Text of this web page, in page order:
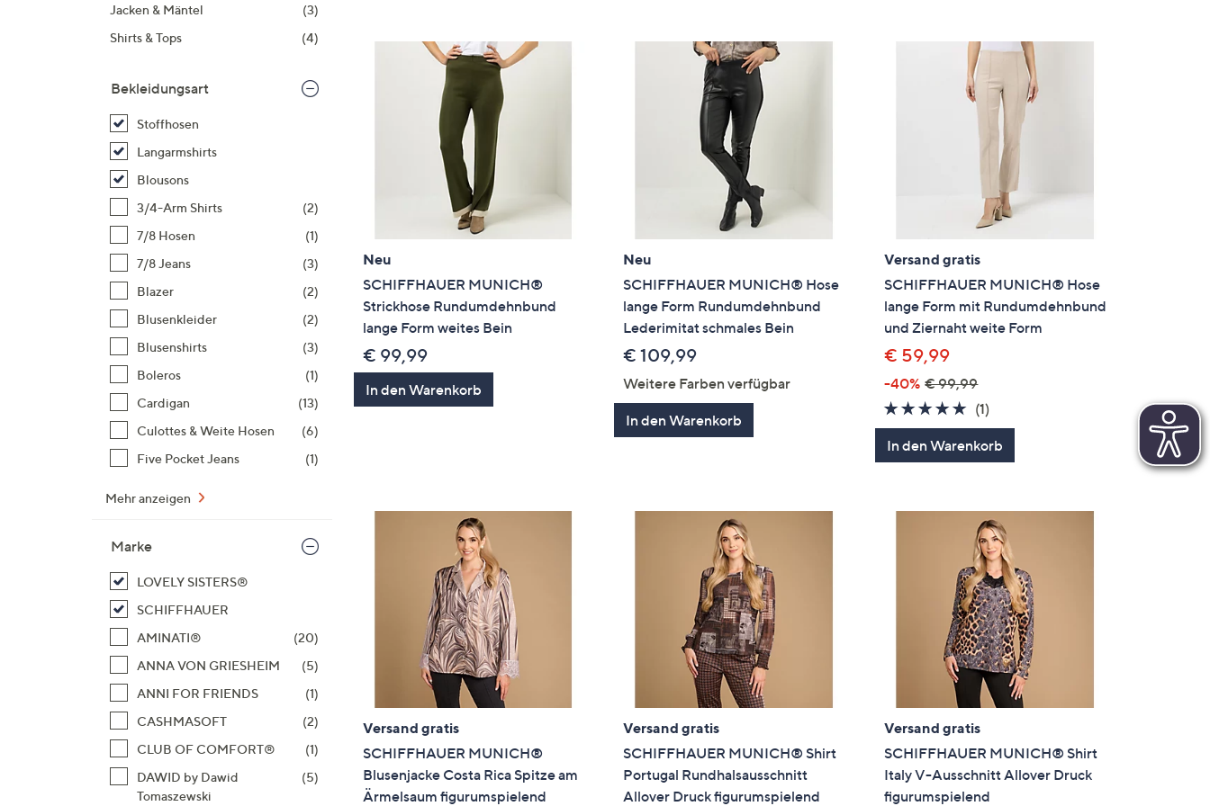
Touch-
anzuzeigen.
Jacken & Mäntel
(3)
Shirts & Tops
(4)
Bekleidungsart
Stoffhosen
Langarmshirts
Blousons
3/4-Arm Shirts
(2)
7/8 Hosen
(1)
7/8 Jeans
(3)
Blazer
(2)
Blusenkleider
(2)
Blusenshirts
(3)
Boleros
(1)
Cardigan
(13)
Culottes & Weite Hosen
(6)
Five Pocket Jeans
(1)
Mehr anzeigen
Marke
LOVELY SISTERS®
SCHIFFHAUER
AMINATI®
(20)
ANNA VON GRIESHEIM
(5)
ANNI FOR FRIENDS
(1)
CASHMASOFT
(2)
CLUB OF COMFORT®
(1)
DAWID by Dawid
Tomaszewski
(5)
Neu
SCHIFFHAUER MUNICH®
Strickhose Rundumdehnbund
lange Form weites Bein
€ 99,99
In den Warenkorb
Neu
SCHIFFHAUER MUNICH® Hose
lange Form Rundumdehnbund
Lederimitat schmales Bein
€ 109,99
Weitere Farben verfügbar
In den Warenkorb
Versand gratis
SCHIFFHAUER MUNICH® Hose
lange Form mit Rundumdehnbund
und Ziernaht weite Form
€ 59,99
-40% € 99,99
5.0
von
5
(1)
Bewertungen
In den Warenkorb
Versand gratis
SCHIFFHAUER MUNICH®
Blusenjacke Costa Rica Spitze am
Ärmelsaum figurumspielend
Versand gratis
SCHIFFHAUER MUNICH® Shirt
Portugal Rundhalsausschnitt
Allover Druck figurumspielend
Versand gratis
SCHIFFHAUER MUNICH® Shirt
Italy V-Ausschnitt Allover Druck
figurumspielend